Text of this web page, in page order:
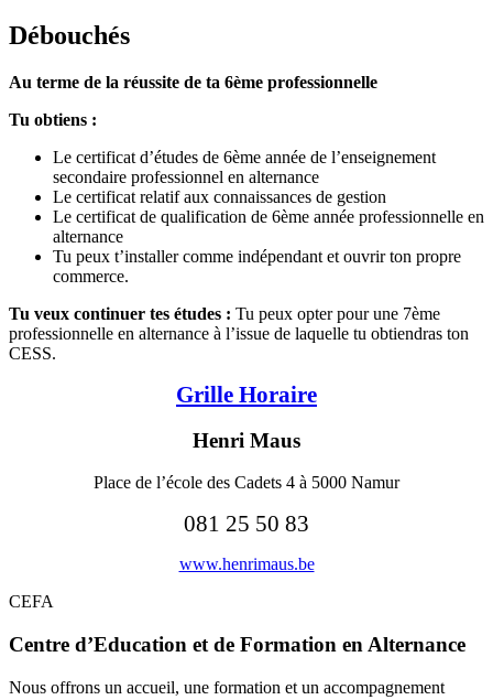
Débouchés
Au terme de la réussite de ta 6ème professionnelle
Tu obtiens :
Le certificat d’études de 6ème année de l’enseignement
secondaire professionnel en alternance
Le certificat relatif aux connaissances de gestion
Le certificat de qualification de 6ème année professionnelle en
alternance
Tu peux t’installer comme indépendant et ouvrir ton propre
commerce.
Tu veux continuer tes études : Tu peux opter pour une 7ème
professionnelle en alternance à l’issue de laquelle tu obtiendras ton
CESS.
Grille Horaire
Henri Maus
Place de l’école des Cadets 4 à 5000 Namur
081 25 50 83
www.henrimaus.be
CEFA
Centre d’Education et de Formation en Alternance
Nous offrons un accueil, une formation et un accompagnement